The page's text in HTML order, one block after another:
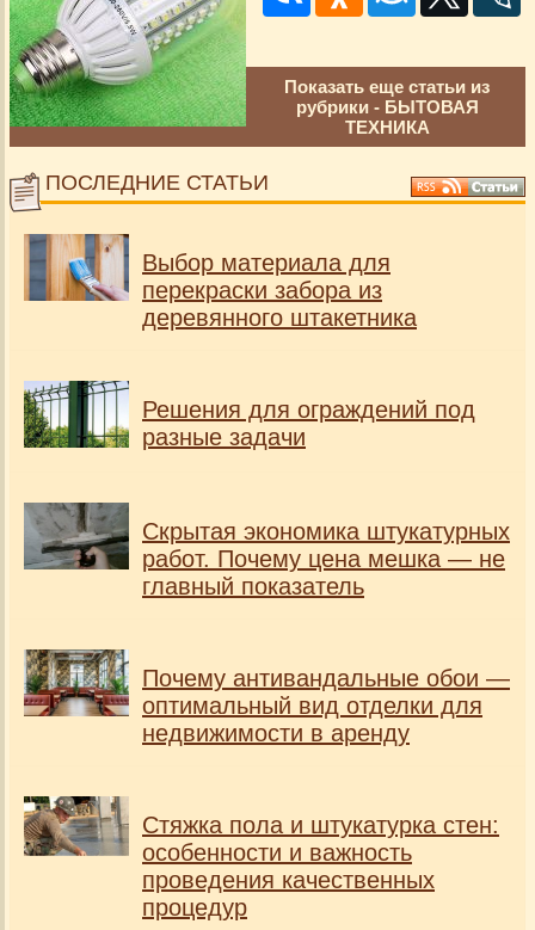
Показать еще статьи из
рубрики - БЫТОВАЯ
ТЕХНИКА
ПОСЛЕДНИЕ СТАТЬИ
Выбор материала для
перекраски забора из
деревянного штакетника
Решения для ограждений под
разные задачи
Скрытая экономика штукатурных
работ. Почему цена мешка — не
главный показатель
Почему антивандальные обои —
оптимальный вид отделки для
недвижимости в аренду
Стяжка пола и штукатурка стен:
особенности и важность
проведения качественных
процедур